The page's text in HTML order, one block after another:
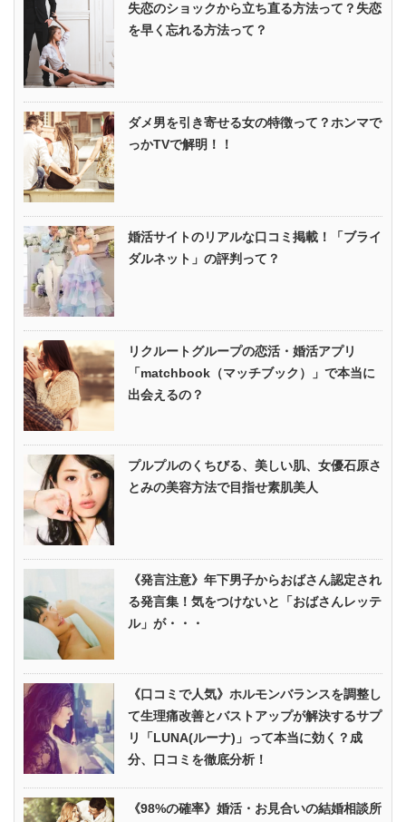
失恋のショックから立ち直る方法って？失恋
を早く忘れる方法って？
ダメ男を引き寄せる女の特徴って？ホンマで
っかTVで解明！！
婚活サイトのリアルな口コミ掲載！「ブライ
ダルネット」の評判って？
リクルートグループの恋活・婚活アプリ
「matchbook（マッチブック）」で本当に
出会えるの？
プルプルのくちびる、美しい肌、女優石原さ
とみの美容方法で目指せ素肌美人
《発言注意》年下男子からおばさん認定され
る発言集！気をつけないと「おばさんレッテ
ル」が・・・
《口コミで人気》ホルモンバランスを調整し
て生理痛改善とバストアップが解決するサプ
リ「LUNA(ルーナ)」って本当に効く？成
分、口コミを徹底分析！
《98%の確率》婚活・お見合いの結婚相談所